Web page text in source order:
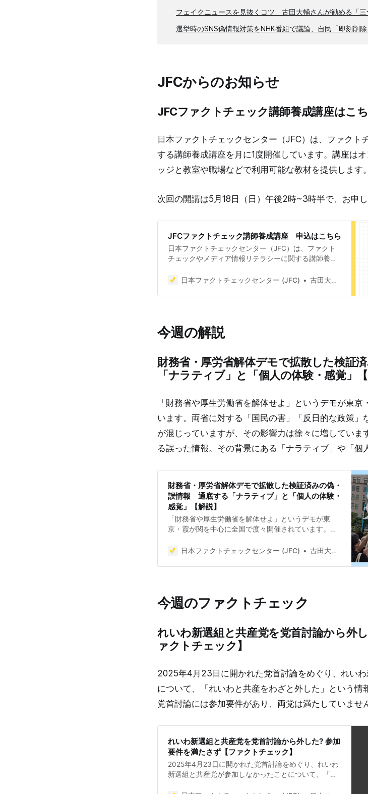
フェイクニュースを見抜くコツ 古田大輔さんが勧める「
選挙時のSNS偽情報対策をNHK番組で議論、自民「即刻削
JFCからのお知らせ
JFCファクトチェック講師養成講座はこ
日本ファクトチェックセンター（JFC）は、ファクト
する講師養成講座を月に1度開催しています。講座は
ッジと教室や職場などで利用可能な教材を提供します。
次回の開講は5月18日（日）午後2時~3時半で、お申
JFCファクトチェック講師養成講座 申込はこちら
日本ファクトチェックセンター（JFC）は、ファクト
チェックやメディア情報リテラシーに関する講師養成
分間。修了者には認定バッジと教室や職場などで利用
（日）午後2時~3時半で、お申し込みはこちら。
養成講座は1回の受講で修了となります。 受講生には
教材を提供 デマや不確かな情報が蔓延する中で、自衛
は、対策になりません。最初から騙されたい人はいま
せん。誰だって気をつけているのに、誤った情報を信
じてしまうところに問題があります。 JFCが国際大学
51.5%の人が誤った情報を「正しい」と答えました。一
般に思われているよりも、人は騙されやすいという事
実は、様々な調査で裏打ちされています。 JFCではこ
れらの調査をもとに、具体的にどのよう
日本ファクトチェックセンター (JFC) 古田大輔(Daisuke Furuta)
今週の解説
財務省・厚労省解体デモで拡散した検証
「ナラティブ」と「個人の体験・感覚」【
「財務省や厚生労働省を解体せよ」というデモが東
います。両省に対する「国民の害」「反日的な政策」
が混じっていますが、その影響力は徐々に増してい
る誤った情報。その背景にある「ナラティブ」や「個
財務省・厚労省解体デモで拡散した検証済みの偽・
誤情報 通底する「ナラティブ」と「個人の体験・
感覚」【解説】
「財務省や厚生労働省を解体せよ」というデモが東
京・霞が関を中心に全国で度々開催されています。両
の中には、多数の偽・誤情報が混じっていますが、そ
れてもなお広がる誤った情報。その背景にある「ナラ
結 2025年4月29日、中央省庁の庁舎が集まる東京・霞
が関周辺に「財務省解体」「厚労省解体」などのスロ
ぎに開かれた街宣活動では、財務省前の1区画約130メ
ートルの道路の両側の歩道一杯に人が集まり、概算で
約2000人。叫んでいる主張や手にしている旗には様々
った内容です。 財務省は解体せよ 厚労省は解体せよ
自民党を解体せよ 財務省や厚労省はディープステイト
の手先 財務省・厚労省はグローバリストが支配してい
る 石破内閣打倒 消費税をやめろ 反日政策をやめろ コ
ロナワクチンは国家的殺人
日本ファクトチェックセンター (JFC) 古田大輔(Daisuke Furuta)
今週のファクトチェック
れいわ新選組と共産党を党首討論から外
ァクトチェック】
2025年4月23日に開かれた党首討論をめぐり、れい
について、「れいわと共産をわざと外した」という情
党首討論には参加要件があり、両党は満たしていませ
れいわ新選組と共産党を党首討論から外した? 参加
要件を満たさず【ファクトチェック】
2025年4月23日に開かれた党首討論をめぐり、れいわ
新選組と共産党が参加しなかったことについて、「れ